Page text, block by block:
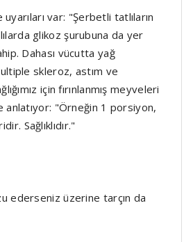
var: "Şerbetli tatlıların
glikoz şurubuna da yer
Dahası vücutta yağ
skleroz, astım ve
için fırınlanmış meyveleri
anlatıyor: "Örneğin 1 porsiyon,
Sağlıklıdır."
ederseniz üzerine tarçın da